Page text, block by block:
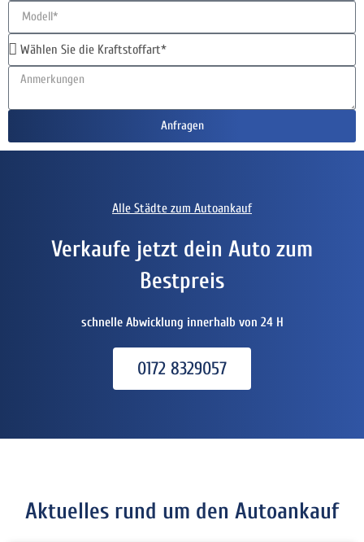
Anfragen
Alle Städte zum Autoankauf
Verkaufe jetzt dein Auto zum
Bestpreis
schnelle Abwicklung innerhalb von 24 H
0172 8329057
Aktuelles rund um den Autoankauf